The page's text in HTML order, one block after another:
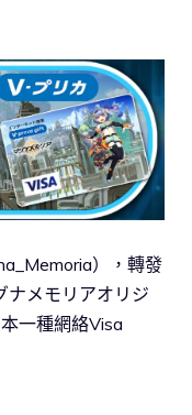
），轉發
ナメモリアオリジ
一種網絡Visa